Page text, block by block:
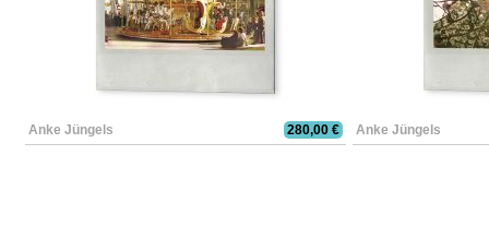
Anke Jüngels 280,00 € Anke Jüngels